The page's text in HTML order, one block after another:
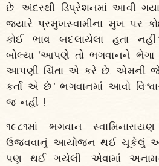
છે. અંદરથી ડિપ્રેશનમાં આવી
જ્યારે પ્રમુખસ્વામીના મુખ પર
કોઈ ભાવ બદલાયેલા હતા
બોલ્યા ‘આપણે તો ભગવાનને
આપણી ચિંતા એ કરે છે. એમની
કર્તા એ છે.‘ ભગવાનમાં આવો
જ નહીં !
૧૯૮૧માં ભગવાન
ઉજવવાનું આયોજન થઈ ચૂકેલું
પણ થઈ ગયેલી. એવામાં